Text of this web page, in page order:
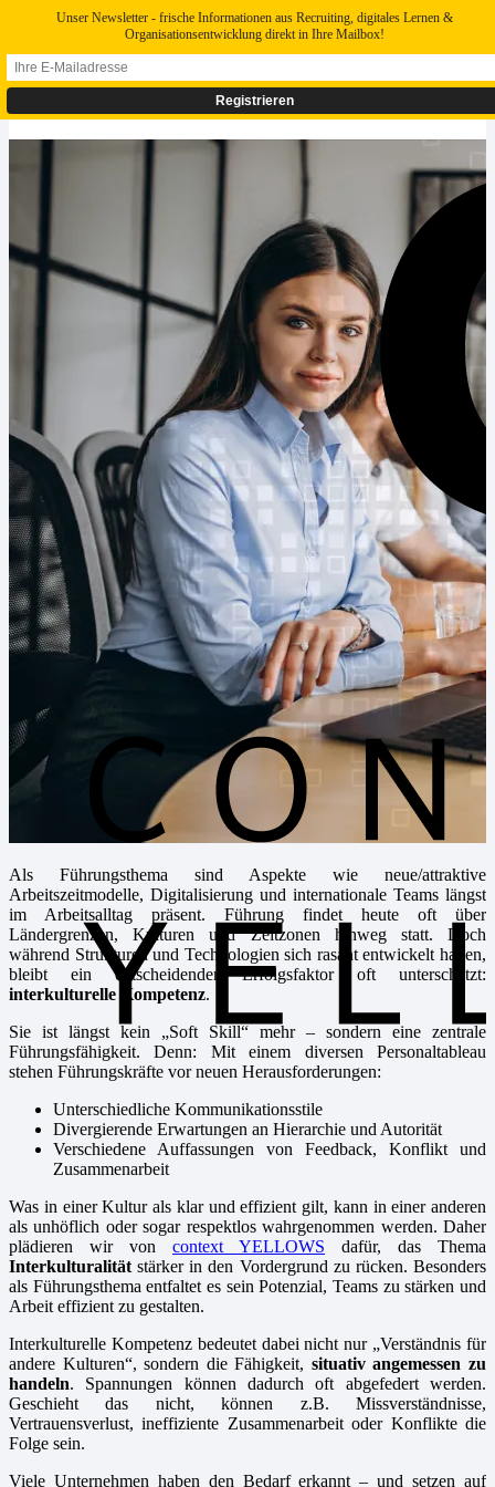
Als Führungsthema sind Aspekte wie neue/attraktive
Arbeitszeitmodelle, Digitalisierung und internationale Teams längst
im Arbeitsalltag präsent. Führung findet heute oft über
Ländergrenzen, Kulturen und Zeitzonen hinweg statt. Doch
während Strukturen und Technologien sich rasant entwickelt haben,
bleibt ein entscheidender Erfolgsfaktor oft unterschätzt:
interkulturelle Kompetenz.
Sie ist längst kein „Soft Skill“ mehr – sondern eine zentrale
Führungsfähigkeit. Denn: Mit einem diversen Personaltableau
stehen Führungskräfte vor neuen Herausforderungen:
Unterschiedliche Kommunikationsstile
Divergierende Erwartungen an Hierarchie und Autorität
Verschiedene Auffassungen von Feedback, Konflikt und
Zusammenarbeit
Was in einer Kultur als klar und effizient gilt, kann in einer anderen
als unhöflich oder sogar respektlos wahrgenommen werden. Daher
plädieren wir von context YELLOWS dafür, das Thema
Interkulturalität stärker in den Vordergrund zu rücken. Besonders
als Führungsthema entfaltet es sein Potenzial, Teams zu stärken und
Arbeit effizient zu gestalten.
Interkulturelle Kompetenz bedeutet dabei nicht nur „Verständnis für
andere Kulturen“, sondern die Fähigkeit, situativ angemessen zu
handeln. Spannungen können dadurch oft abgefedert werden.
Geschieht das nicht, können z.B. Missverständnisse,
Vertrauensverlust, ineffiziente Zusammenarbeit oder Konflikte die
Folge sein.
Viele Unternehmen haben den Bedarf erkannt – und setzen auf
Unser Newsletter - frische Informationen aus Recruiting, digitales Lernen &
Organisationsentwicklung direkt in Ihre Mailbox!